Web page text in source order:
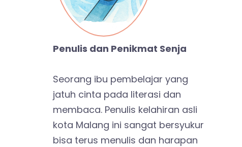
Penulis dan Penikmat Senja
Seorang ibu pembelajar yang
jatuh cinta pada literasi dan
membaca. Penulis kelahiran asli
kota Malang ini sangat bersyukur
bisa terus menulis dan harapan